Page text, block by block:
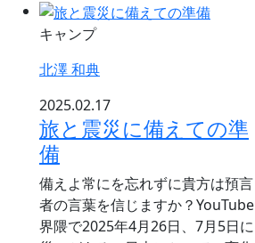
キャンプ
北澤 和典
2025.02.17
旅と震災に備えての準
備
備えよ常にを忘れずに貴方は預言
者の言葉を信じますか？YouTube
界隈で2025年4月26日、7月5日に